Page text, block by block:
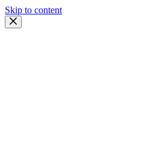
Skip to content